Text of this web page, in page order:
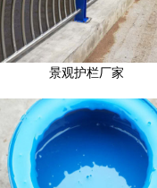
景观护栏厂家